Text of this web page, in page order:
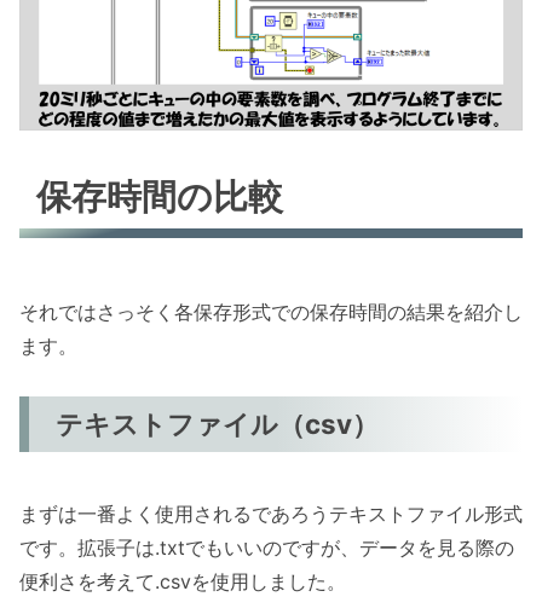
保存時間の比較
それではさっそく各保存形式での保存時間の結果を紹介し
ます。
テキストファイル（csv）
まずは一番よく使用されるであろうテキストファイル形式
です。拡張子は.txtでもいいのですが、データを見る際の
便利さを考えて.csvを使用しました。